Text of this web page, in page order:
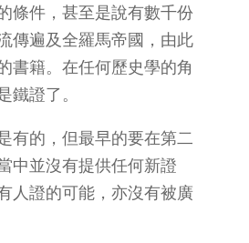
條件，甚至是說有數千份
傳遍及全羅馬帝國，由此
書籍。在任何歷史學的角
鐵證了。
有的，但最早的要在第二
中並沒有提供任何新證
人證的可能，亦沒有被廣